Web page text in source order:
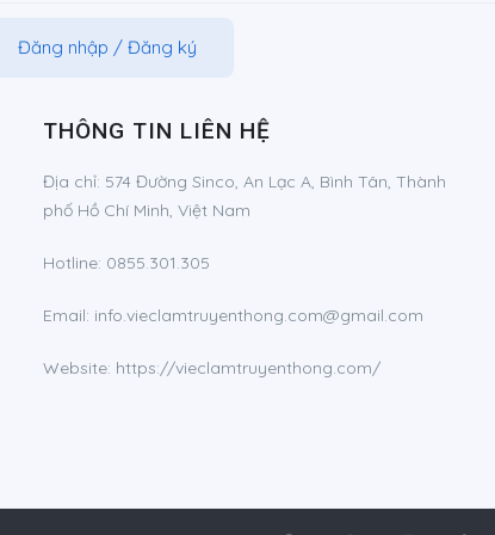
Đăng nhập / Đăng ký
THÔNG TIN LIÊN HỆ
Địa chỉ: 574 Đường Sinco, An Lạc A, Bình Tân, Thành
phố Hồ Chí Minh, Việt Nam
Hotline: 0855.301.305
Email: info.vieclamtruyenthong.com@gmail.com
Website: https://vieclamtruyenthong.com/